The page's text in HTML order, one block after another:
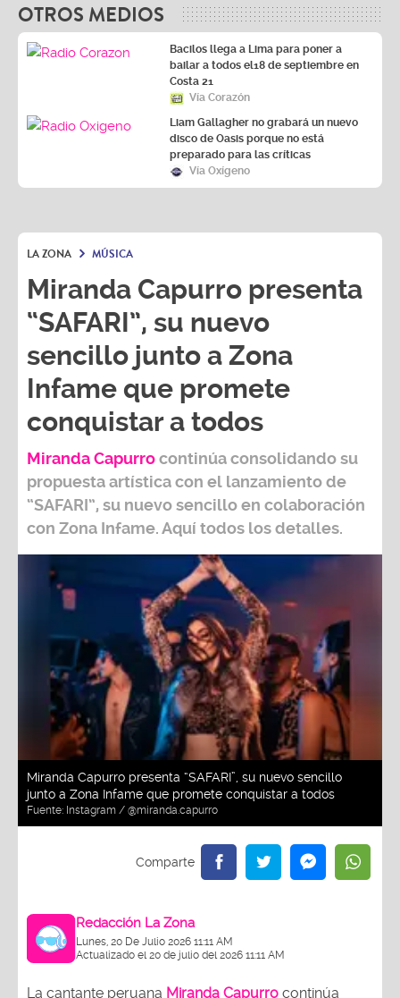
OTROS MEDIOS
Bacilos llega a Lima para poner a
bailar a todos el18 de septiembre en
Costa 21
Vía Corazón
Liam Gallagher no grabará un nuevo
disco de Oasis porque no está
preparado para las críticas
Vía Oxígeno
LA ZONA MÚSICA
Miranda Capurro presenta
“SAFARI”, su nuevo
sencillo junto a Zona
Infame que promete
conquistar a todos
Miranda Capurrocontinúa consolidando su
propuesta artística con el lanzamiento de
“SAFARI”, su nuevo sencillo en colaboración
con Zona Infame. Aquí todos los detalles.
Miranda Capurro presenta “SAFARI”, su nuevo sencillo
junto a Zona Infame que promete conquistar a todos
Fuente: Instagram / @miranda.capurro
Redacción La Zona
Lunes, 20 De Julio 2026 11:11 AM
Actualizado el 20 de julio del 2026 11:11 AM
La cantante peruana Miranda Capurro continúa